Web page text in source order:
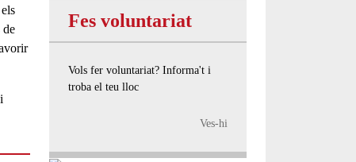
de
Fes voluntariat
Vols fer voluntariat? Informa't i
troba el teu lloc
Ves-hi